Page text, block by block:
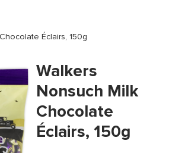
Éclairs, 150g
Walkers
Nonsuch Milk
Chocolate
Éclairs, 150g